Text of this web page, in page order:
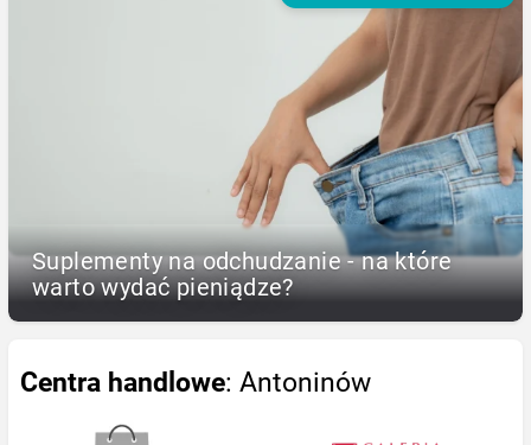
Suplementy na odchudzanie - na które
warto wydać pieniądze?
Centra handlowe: Antoninów